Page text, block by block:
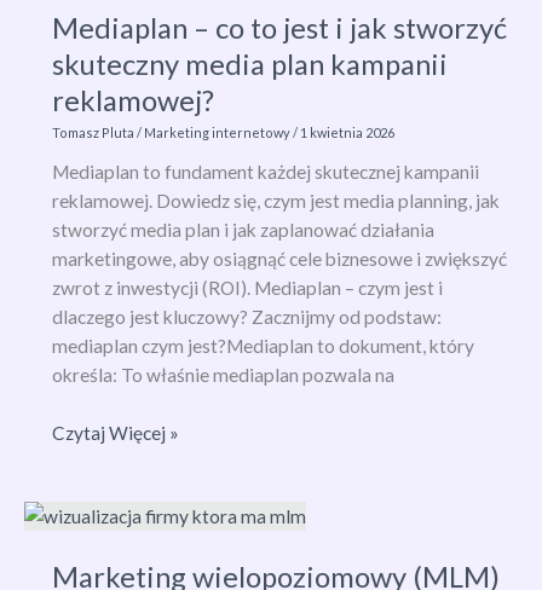
jak
zbudować
silną
markę
osobistą?
Mediaplan – co to jest i jak stworzyć
skuteczny media plan kampanii
reklamowej?
Tomasz Pluta/ Marketing internetowy/ 1 kwietnia 2026
Mediaplan to fundament każdej skutecznej kampanii
reklamowej. Dowiedz się, czym jest media planning, jak
stworzyć media plan i jak zaplanować działania
marketingowe, aby osiągnąć cele biznesowe i zwiększyć
zwrot z inwestycji (ROI). Mediaplan – czym jest i
dlaczego jest kluczowy? Zacznijmy od podstaw:
mediaplan czym jest?Mediaplan to dokument, który
określa: To właśnie mediaplan pozwala na
Mediaplan
to
Czytaj Więcej »
Marketing wielopoziomowy (MLM)